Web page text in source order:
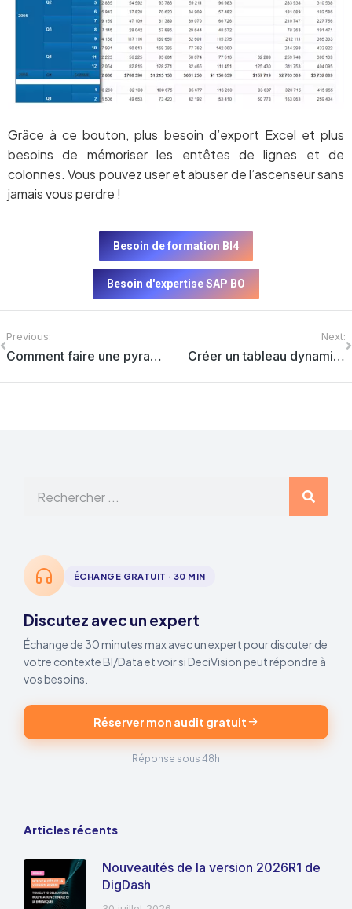
Grâce à ce bouton, plus besoin d’export Excel et plus
besoins de mémoriser les entêtes de lignes et de
colonnes. Vous pouvez user et abuser de l’ascenseur sans
jamais vous perdre !
Besoin de formation BI4
Besoin d'expertise SAP BO
Previous:
Comment faire une pyramide des âges quand on n’est pas en BI4 ?
Next:
Créer un tableau dynamique ‘Palmarès 3/5/10’
ÉCHANGE GRATUIT · 30 MIN
Discutez avec un expert
Échange de 30 minutes max avec un expert pour discuter de
votre contexte BI/Data et voir si DeciVision peut répondre à
vos besoins.
Réserver mon audit gratuit
Réponse sous 48h
Articles récents
Nouveautés de la version 2026R1 de
DigDash